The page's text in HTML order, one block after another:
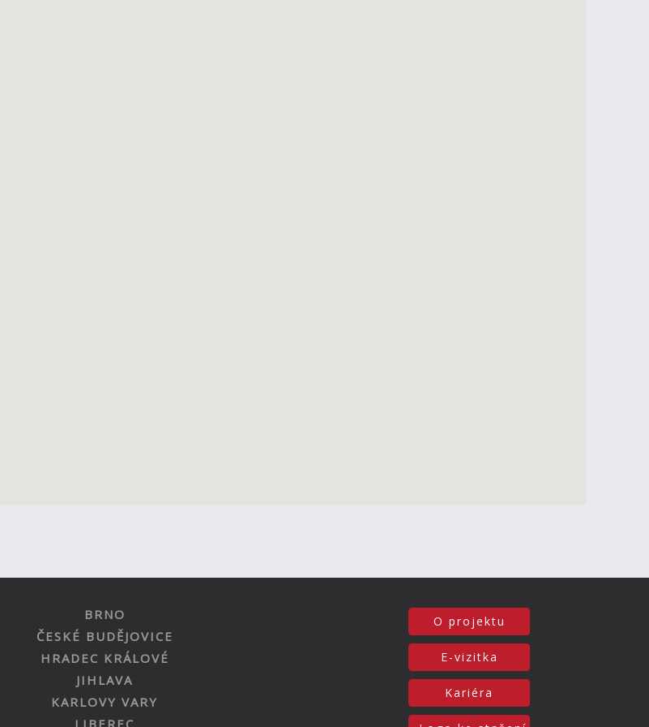
BRNO
ČESKÉ BUDĚJOVICE
HRADEC KRÁLOVÉ
JIHLAVA
KARLOVY VARY
LIBEREC
O projektu
E-vizitka
Kariéra